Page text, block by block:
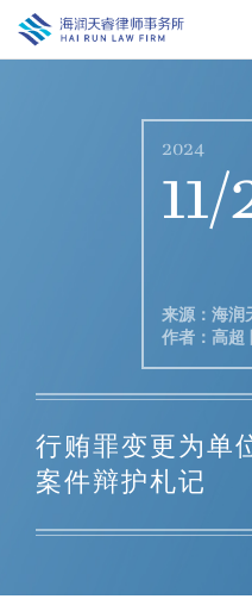
2024
来源：海润
作者：高超
行贿罪变更为单
案件辩护札记